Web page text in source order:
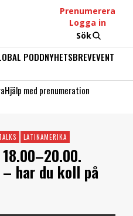
Prenumerera
Logga in
Sök
PODDNYHETSBREVEVENT
Hjälp med prenumeration
LATINAMERIKA
har du koll på